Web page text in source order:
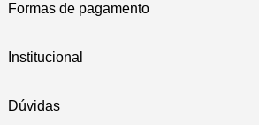
Formas de pagamento
Institucional
Dúvidas